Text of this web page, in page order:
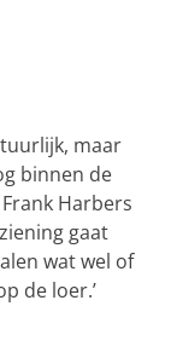
maar
binnen de
Harbers
gaat
wat wel of
de loer.’